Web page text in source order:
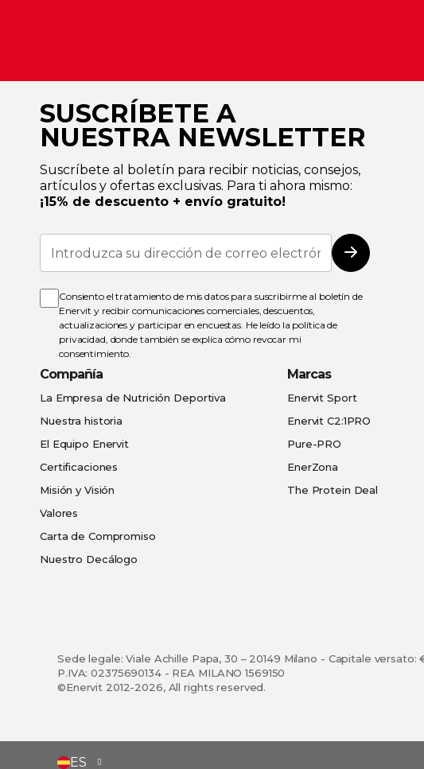
SUSCRÍBETE A
NUESTRA NEWSLETTER
Suscríbete al boletín para recibir noticias, consejos,
artículos y ofertas exclusivas. Para ti ahora mismo:
¡15% de descuento + envío gratuito!
Inscríbase
nuestro
de
noticias:
Suscribirse
Consiento el tratamiento de mis datos para suscribirme al boletín de
Enervit y recibir comunicaciones comerciales, descuentos,
actualizaciones y participar en encuestas. He leído la política de
privacidad, donde también se explica cómo revocar mi
consentimiento.
Compañía
La Empresa de Nutrición Deportiva
Nuestra historia
El Equipo Enervit
Certificaciones
Misión y Visión
Valores
Carta de Compromiso
Nuestro Decálogo
Marcas
Enervit Sport
Enervit C2:1PRO
Pure-PRO
EnerZona
The Protein Deal
Sede legale: Viale Achille Papa, 30 – 20149 Milano - Capitale versato:
P.IVA: 02375690134 - REA MILANO 1569150
©Enervit 2012-2026, All rights reserved.
SELECCIONAR
ES